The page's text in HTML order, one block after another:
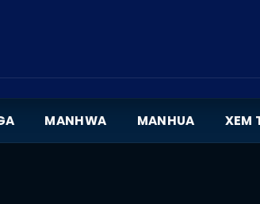
MANHWA MANHUA XEM